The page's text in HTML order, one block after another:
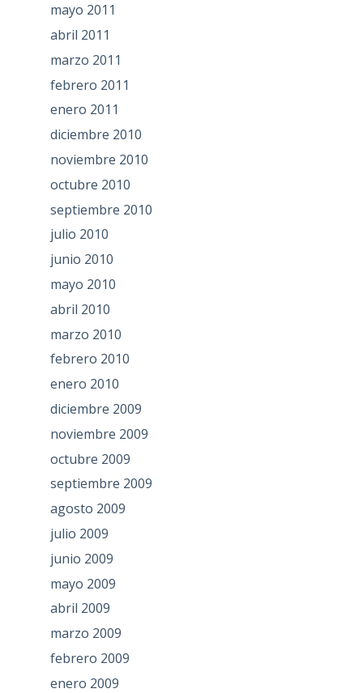
mayo 2011
abril 2011
marzo 2011
febrero 2011
enero 2011
diciembre 2010
noviembre 2010
octubre 2010
septiembre 2010
julio 2010
junio 2010
mayo 2010
abril 2010
marzo 2010
febrero 2010
enero 2010
diciembre 2009
noviembre 2009
octubre 2009
septiembre 2009
agosto 2009
julio 2009
junio 2009
mayo 2009
abril 2009
marzo 2009
febrero 2009
enero 2009